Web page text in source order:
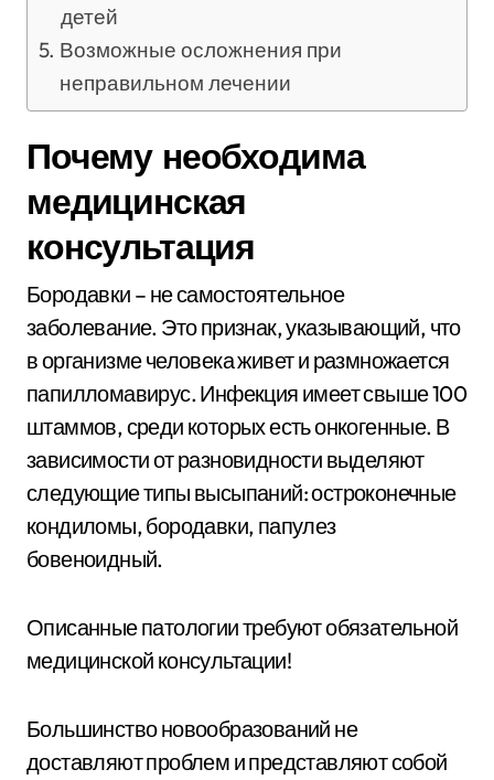
детей
Возможные осложнения при
неправильном лечении
Почему необходима
медицинская
консультация
Бородавки – не самостоятельное
заболевание. Это признак, указывающий, что
в организме человека живет и размножается
папилломавирус. Инфекция имеет свыше 100
штаммов, среди которых есть онкогенные. В
зависимости от разновидности выделяют
следующие типы высыпаний: остроконечные
кондиломы, бородавки, папулез
бовеноидный.
Описанные патологии требуют обязательной
медицинской консультации!
Большинство новообразований не
доставляют проблем и представляют собой